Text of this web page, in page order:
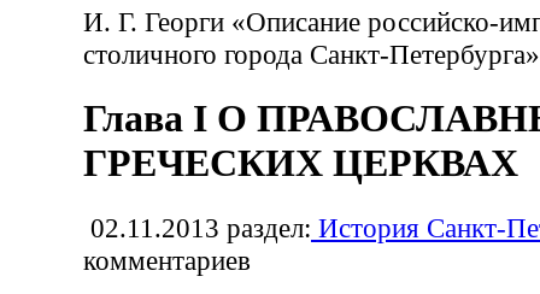
И. Г. Георги «Описание российско-
столичного города Санкт-Петербурга»
Глава I О
ГРЕЧЕСКИХ ЦЕРКВАХ
02.11.2013 раздел: История Санкт-
комментариев